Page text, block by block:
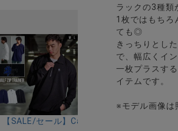
【SALE/セール】CavariA(キャバリア)膨れ
ラックの3種類
1枚ではもちろ
ても◎
きっちりとし
で、幅広くイ
一枚プラスす
イテムです。
※モデル画像は